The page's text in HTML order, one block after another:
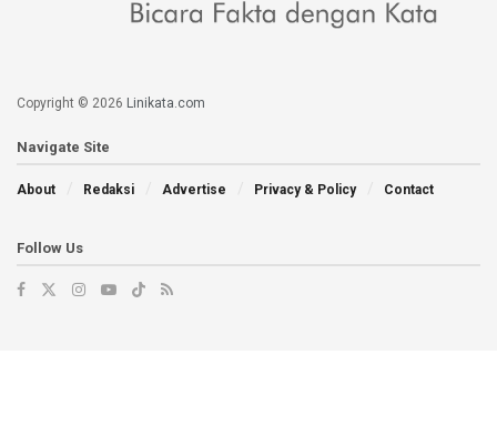
Copyright © 2026 Linikata.com
Navigate Site
About Redaksi Advertise Privacy & Policy Contact
Follow Us